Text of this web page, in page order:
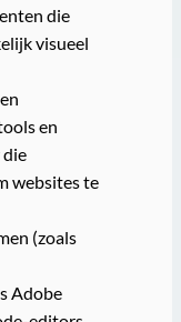
die
visueel
en
websites te
(zoals
Adobe